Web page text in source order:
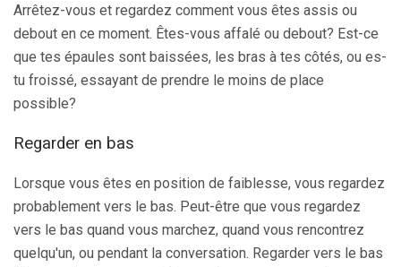
Arrêtez-vous et regardez comment vous êtes assis ou
debout en ce moment. Êtes-vous affalé ou debout? Est-ce
que tes épaules sont baissées, les bras à tes côtés, ou es-
tu froissé, essayant de prendre le moins de place
possible?
Regarder en bas
Lorsque vous êtes en position de faiblesse, vous regardez
probablement vers le bas. Peut-être que vous regardez
vers le bas quand vous marchez, quand vous rencontrez
quelqu'un, ou pendant la conversation. Regarder vers le bas